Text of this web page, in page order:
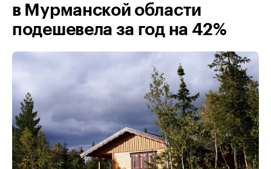
в Мурманской области
подешевела за год на 42%